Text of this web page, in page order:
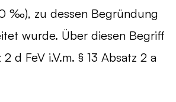
‰), zu dessen Begründung
wurde. Über diesen Begriff
d FeV i.V.m. § 13 Absatz 2 a